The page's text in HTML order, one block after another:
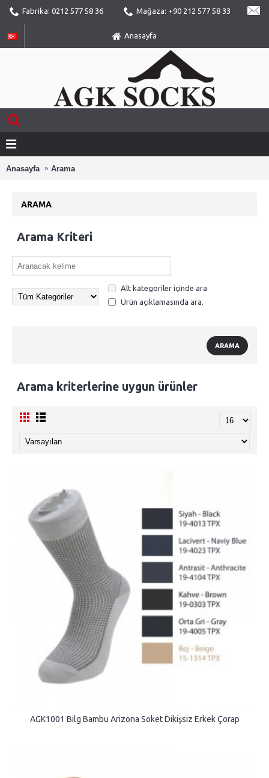
Fabrika: 0212 577 58 36 Mağaza: +90 212 577 58 33
Anasayfa
Anasayfa Arama
ARAMA
Arama Kriteri
Alt kategoriler içinde ara
Ürün açıklamasında ara.
Arama kriterlerine uygun ürünler
AGK1001 Bilg Bambu Arizona Soket Dikişsiz Erkek Çorap